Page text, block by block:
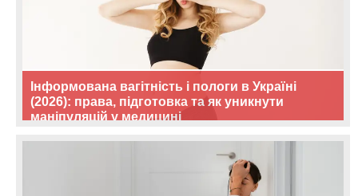
Інформована вагітність і пологи в Україні
(2026): права, підготовка та як уникнути
маніпуляцій у медицині